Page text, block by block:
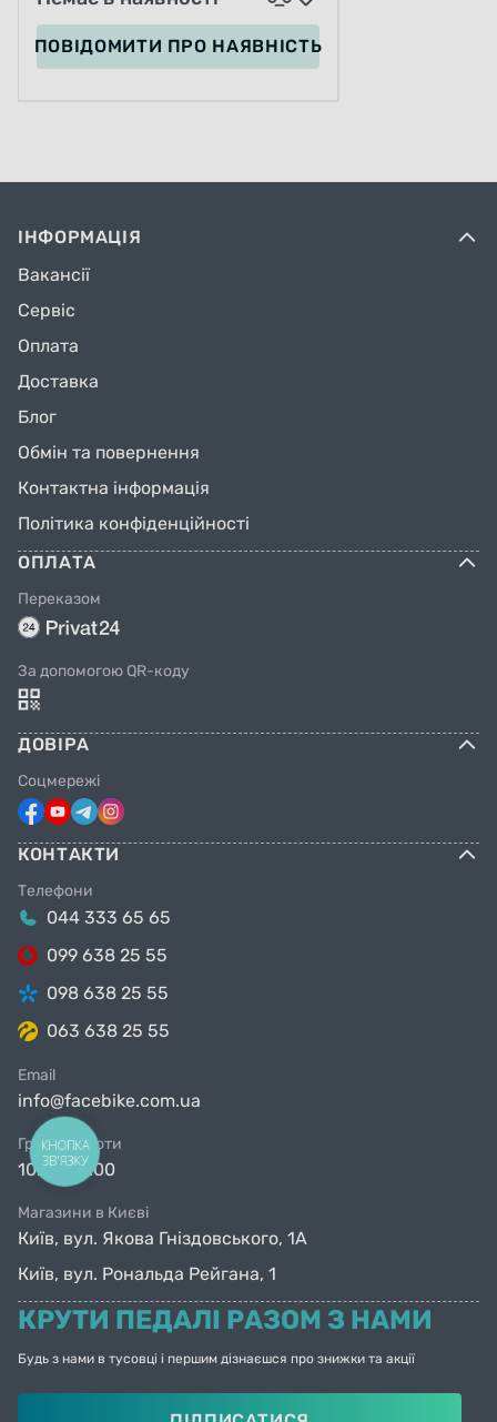
ПОВІДОМИТИ ПРО НАЯВНІСТЬ
ІНФОРМАЦІЯ
Вакансії
Сервіс
Оплата
Доставка
Блог
Обмін та повернення
Контактна інформація
Політика конфіденційності
ОПЛАТА
Переказом
За допомогою QR-коду
ДОВІРА
Соцмережі
КОНТАКТИ
Телефони
044 333 65 65
099 638 25 55
098 638 25 55
063 638 25 55
Email
info@facebike.com.ua
Графік роботи
10:00-19:00
Магазини в Києві
Київ, вул. Якова Гніздовського, 1А
Київ, вул. Рональда Рейгана, 1
КРУТИ ПЕДАЛІ РАЗОМ З НАМИ
Будь з нами в тусовці і першим дізнаєшся про знижки та акції
КНОПКА
ЗВ'ЯЗКУ